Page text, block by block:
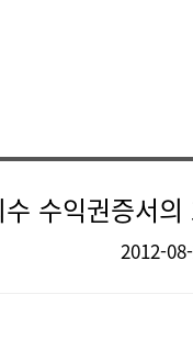
수 수익권증서
2012-